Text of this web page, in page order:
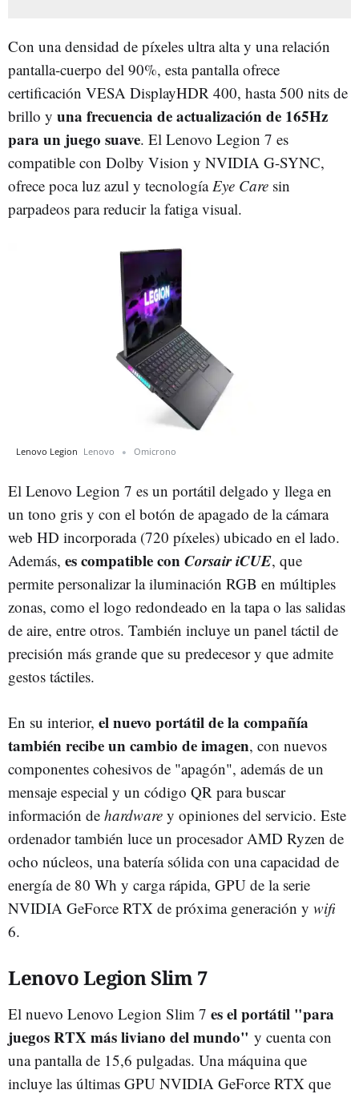
Con una densidad de píxeles ultra alta y una relación
pantalla-cuerpo del 90%, esta pantalla ofrece
certificación VESA DisplayHDR 400, hasta 500 nits de
brillo y una frecuencia de actualización de 165Hz
para un juego suave. El Lenovo Legion 7 es
compatible con Dolby Vision y NVIDIA G-SYNC,
ofrece poca luz azul y tecnologíaEye Care sin
parpadeos para reducir la fatiga visual.
Lenovo Legion Lenovo Omicrono
El Lenovo Legion 7 es un portátil delgado y llega en
un tono gris y con el botón de apagado de la cámara
web HD incorporada (720 píxeles) ubicado en el lado.
Además, es compatible conCorsair iCUE, que
permite personalizar la iluminación RGB en múltiples
zonas, como el logo redondeado en la tapa o las salidas
de aire, entre otros. También incluye un panel táctil de
precisión más grande que su predecesor y que admite
gestos táctiles.
En su interior, el nuevo portátil de la compañía
también recibe un cambio de imagen, con nuevos
componentes cohesivos de "apagón", además de un
mensaje especial y un código QR para buscar
información de hardware y opiniones del servicio. Este
ordenador también luce un procesador AMD Ryzen de
ocho núcleos, una batería sólida con una capacidad de
energía de 80 Wh y carga rápida, GPU de la serie
NVIDIA GeForce RTX de próxima generación y wifi
6.
Lenovo Legion Slim 7
El nuevo Lenovo Legion Slim 7 es el portátil "para
juegos RTX más liviano del mundo" y cuenta con
una pantalla de 15,6 pulgadas. Una máquina que
incluye las últimas GPU NVIDIA GeForce RTX que